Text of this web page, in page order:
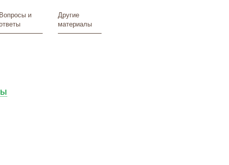
Вопросы и
Другие
материалы